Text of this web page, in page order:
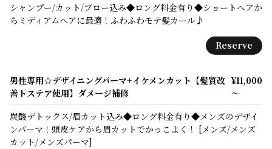
シャンプー/カット/ブロー込み◆ロング料金有り◆ショートヘアか
らミディアムヘアに最適！ふわふわモテ髪カール♪
Reserve
男性専用☆デザイニングパーマ+イケメンカット【髪質改
善トステア使用】ダメージ補修
¥11,000
～
炭酸デトックス/眉カット込み◆ロング料金有り◆メンズのデザイ
ンパーマ！頭皮ケアから眉カットでかっこよく！ [メンズ/メンズ
カット/メンズパーマ]